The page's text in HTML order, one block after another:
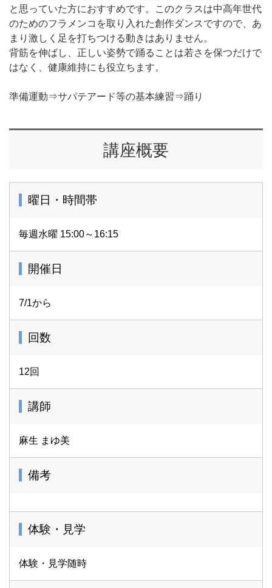
と思っていた方におすすめです。このクラスは中高年世代
のためのフラメンコを取り入れた創作ダンスですので、あ
まり激しく足を打ちつける動きはありません。
背筋を伸ばし、正しい姿勢で踊ることは若さを保つだけで
はなく、健康維持にも役立ちます。
準備運動⇒サパテアード等の基本練習⇒踊り
講座概要
曜日・時間帯
毎週水曜 15:00～16:15
開催日
7/1から
回数
12回
講師
麻生 まゆ美
備考
体験・見学
体験・見学随時